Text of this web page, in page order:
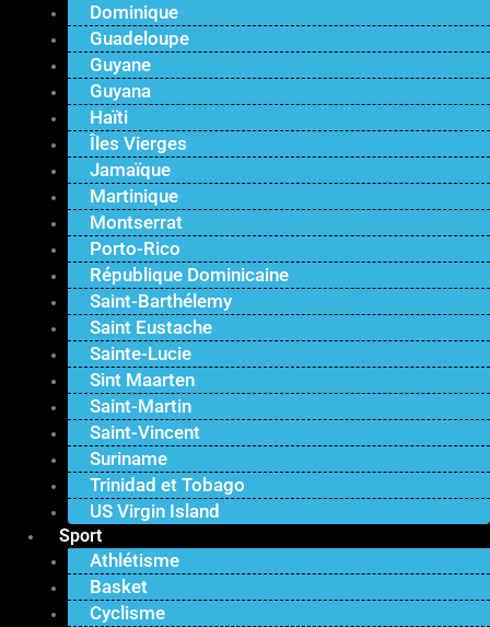
Dominique
Guadeloupe
Guyane
Guyana
Haïti
Îles Vierges
Jamaïque
Martinique
Montserrat
Porto-Rico
République Dominicaine
Saint-Barthélemy
Saint Eustache
Sainte-Lucie
Sint Maarten
Saint-Martin
Saint-Vincent
Suriname
Trinidad et Tobago
US Virgin Island
Sport
Athlétisme
Basket
Cyclisme